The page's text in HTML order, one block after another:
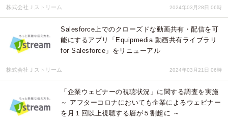
株式会社Ｊストリーム 2024年03月28日 06時
Salesforce上でのクローズドな動画共有・配信を可
能にするアプリ「Equipmedia 動画共有ライブラリ
for Salesforce」をリニューアル
株式会社Ｊストリーム 2024年03月21日 06時
「企業ウェビナーの視聴状況」に関する調査を実施
～ アフターコロナにおいても企業によるウェビナー
を月１回以上視聴する層が５割超に ～